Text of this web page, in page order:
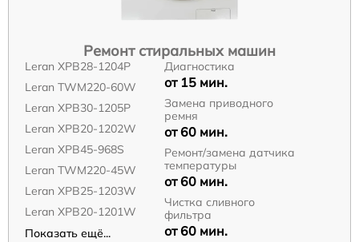
Ремонт стиральных машин
Leran XPB28-1204P
Leran TWM220-60W
Leran XPB30-1205P
Leran XPB20-1202W
Leran XPB45-968S
Leran TWM220-45W
Leran XPB25-1203W
Leran XPB20-1201W
Показать ещё...
Диагностика
от 15 мин.
Замена приводного
ремня
от 60 мин.
Ремонт/замена датчика
температуры
от 60 мин.
Чистка сливного
фильтра
от 60 мин.